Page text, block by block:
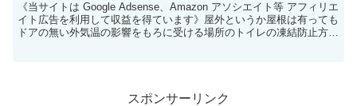
《当サイトは Google Adsense、Amazon アソシエイト等 アフィリエ
イト広告を利用して収益を得ています》屋外というか屋根は有っても
ドアの無い外気温の影響をもろに受ける場所のトイレの凍結防止方法
スポンサーリンク